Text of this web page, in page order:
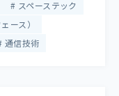
スペーステック
ース）
通信技術